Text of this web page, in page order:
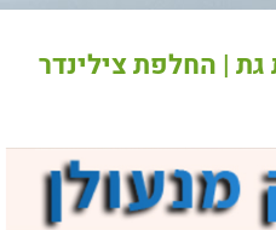
| החלפת צילינדר